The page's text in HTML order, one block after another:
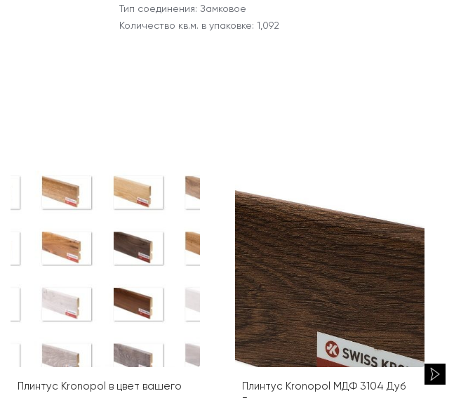
Тип соединения: Замковое
Количество кв.м. в упаковке: 1,092
Плинтус Kronopol в цвет вашего
Плинтус Kronopol МДФ 3104 Дуб